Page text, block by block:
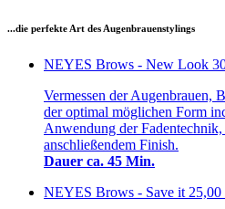
...die perfekte Art des Augenbrauenstylings
NEYES Brows - New Look
Vermessen der Augenbrauen,
der optimal möglichen Form
Anwendung der
anschließendem Finish.
Dauer ca. 45 Min.
NEYES Brows - Save it 25,00